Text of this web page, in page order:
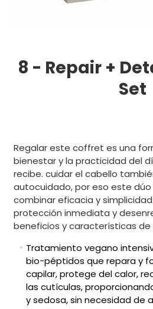
8 - Repair +
Set
Regalar este coffret es una
bienestar y la practicidad del
recibe. cuidar el cabello
autocuidado, por eso este
combinar eficacia y
protección inmediata y
beneficios y características
Tratamiento vegano
bio-péptidos que repara y
capilar, protege del calor,
las cutículas,
y sedosa, sin necesidad de